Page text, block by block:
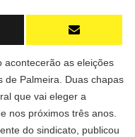
acontecerão as eleições
de Palmeira. Duas chapas
que vai eleger a
nos próximos três anos.
do sindicato, publicou